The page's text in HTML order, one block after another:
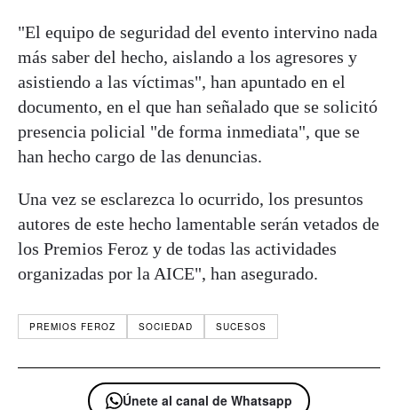
"El equipo de seguridad del evento intervino nada
más saber del hecho, aislando a los agresores y
asistiendo a las víctimas", han apuntado en el
documento, en el que han señalado que se solicitó
presencia policial "de forma inmediata", que se
han hecho cargo de las denuncias.
Una vez se esclarezca lo ocurrido, los presuntos
autores de este hecho lamentable serán vetados de
los Premios Feroz y de todas las actividades
organizadas por la AICE", han asegurado.
PREMIOS FEROZ SOCIEDAD SUCESOS
Únete al canal de Whatsapp